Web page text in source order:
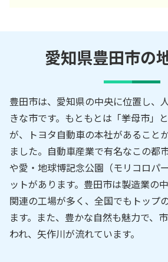
愛知県豊田市の
豊田市は、愛知県の中央に位置し、
きな市です。もともとは「挙母市」
が、トヨタ自動車の本社があること
ました。自動車産業で有名なこの都
や愛・地球博記念公園（モリコロパ
ットがあります。豊田市は製造業の
関連の工場が多く、全国でもトップ
ます。また、豊かな自然も魅力で、
われ、矢作川が流れています。